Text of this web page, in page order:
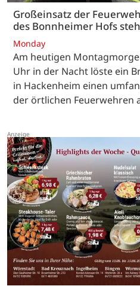
Großeinsatz der
des Bonnheimer Hofs
Monday
Am heutigen
Uhr in der Nacht löste ein
in Hackenheim einen
der örtlichen Feuerwehren